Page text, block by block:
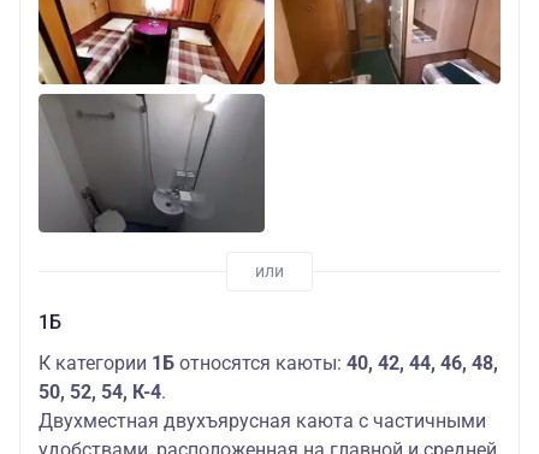
1Б
К категории 1Б относятся каюты: 40, 42, 44, 46, 48,
50, 52, 54, К-4.
Двухместная двухъярусная каюта с частичными
удобствами, расположенная на главной и средней